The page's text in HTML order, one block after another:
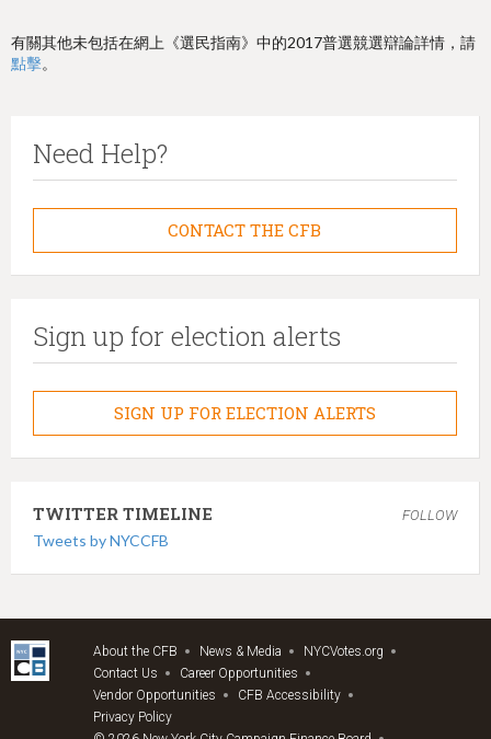
有關其他未包括在網上《選民指南》中的2017普選競選辯論詳情，請
點擊。
Need Help?
CONTACT THE CFB
Sign up for election alerts
SIGN UP FOR ELECTION ALERTS
TWITTER TIMELINE FOLLOW
Tweets by NYCCFB
About the CFB News & Media
NYCVotes.org
Contact Us
Career Opportunities
Vendor Opportunities
CFB Accessibility
Privacy Policy